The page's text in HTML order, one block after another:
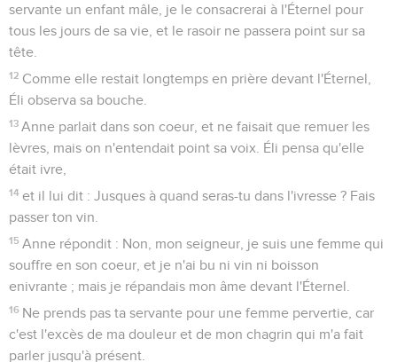
servante un enfant mâle, je le consacrerai à l'Éternel pour
tous les jours de sa vie, et le rasoir ne passera point sur sa
tête.
12 Comme elle restait longtemps en prière devant l'Éternel,
Éli observa sa bouche.
13 Anne parlait dans son coeur, et ne faisait que remuer les
lèvres, mais on n'entendait point sa voix. Éli pensa qu'elle
était ivre,
14 et il lui dit : Jusques à quand seras-tu dans l'ivresse ? Fais
passer ton vin.
15 Anne répondit : Non, mon seigneur, je suis une femme qui
souffre en son coeur, et je n'ai bu ni vin ni boisson
enivrante ; mais je répandais mon âme devant l'Éternel.
16 Ne prends pas ta servante pour une femme pervertie, car
c'est l'excès de ma douleur et de mon chagrin qui m'a fait
parler jusqu'à présent.